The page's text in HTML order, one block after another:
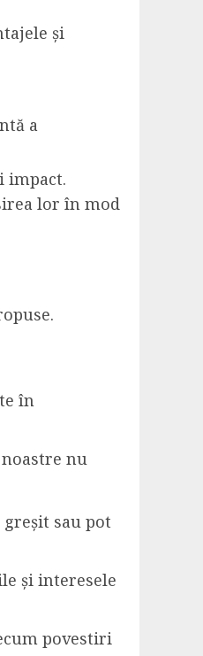
și
a
impact.
lor în mod
în
nu
sau pot
și interesele
povestiri